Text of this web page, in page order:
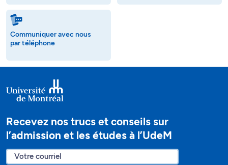
Communiquer avec nous
par téléphone
Recevez nos trucs et conseils sur
l’admission et les études à l’UdeM